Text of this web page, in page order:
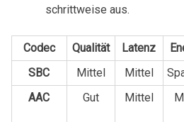
schrittweise aus.
Codec Qualität Latenz
SBC
Mittel Mittel
AAC
Gut Mittel